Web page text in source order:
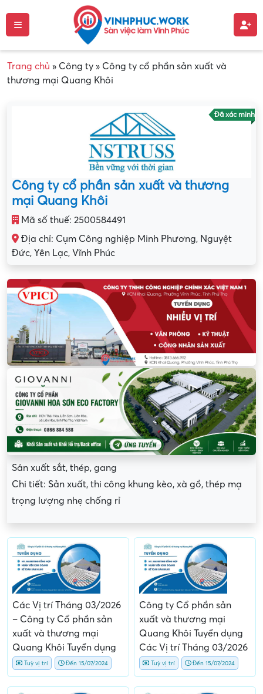
Trang chủ » Công ty » Công ty cổ phần sản xuất và
thương mại Quang Khôi
Đã xác minh
Công ty cổ phần sản xuất và thương
mại Quang Khôi
Mã số thuế: 2500584491
Địa chỉ: Cụm Công nghiệp Minh Phương, Nguyệt
Đức, Yên Lạc, Vĩnh Phúc
Sản xuất sắt, thép, gang
Chi tiết: Sản xuất, thi công khung kèo, xà gồ, thép mạ
trọng lượng nhẹ chống rỉ
Các Vị trí Tháng 03/2026
– Công ty Cổ phần sản
xuất và thương mại
Quang Khôi Tuyển dụng
Tuỳ vị trí Đến 15/07/2024
Công ty Cổ phần sản
xuất và thương mại
Quang Khôi Tuyển dụng
Các Vị trí Tháng 03/2026
Tuỳ vị trí Đến 15/07/2024